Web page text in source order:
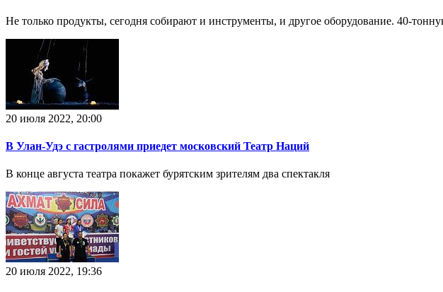
Не только продукты, сегодня собирают и инструменты, и другое оборудование. 40-
20 июля 2022, 20:00
В Улан-Удэ с гастролями приедет московский Театр Наций
В конце августа театра покажет бурятским зрителям два спектакля
20 июля 2022, 19:36